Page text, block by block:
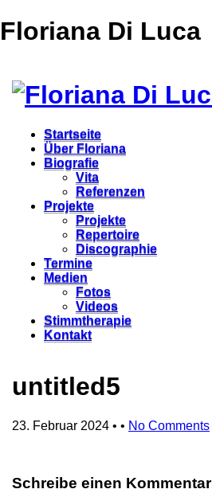
Floriana Di Luca
Startseite
Über Floriana
Biografie
Vita
Referenzen
Projekte
Projekte
Repertoire
Discographie
Termine
Medien
Fotos
Videos
Stimmtherapie
Kontakt
untitled5
23. Februar 2024 • • No Comments
Schreibe einen Kommentar